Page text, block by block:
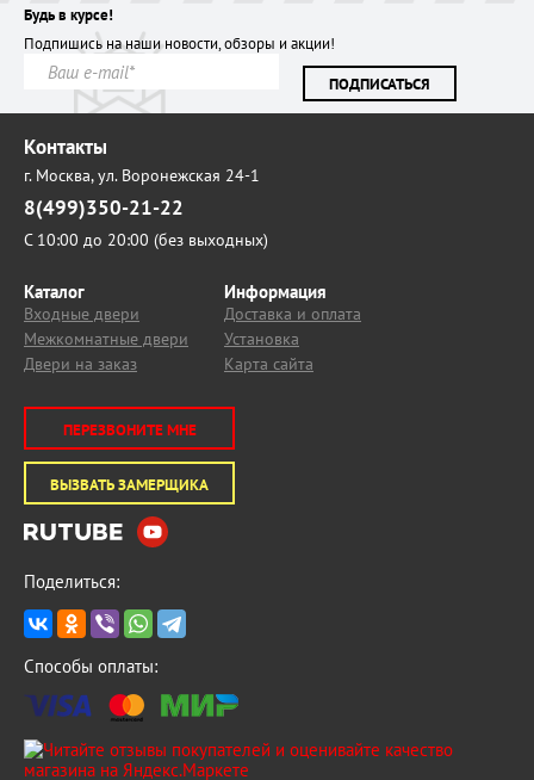
Будь в курсе!
Подпишись на наши новости, обзоры и акции!
ПОДПИСАТЬСЯ
Контакты
г. Москва,ул. Воронежская 24-1
8(499)350-21-22
С 10:00 до 20:00 (без выходных)
Каталог
Входные двери
Межкомнатные двери
Двери на заказ
Информация
Доставка и оплата
Установка
Карта сайта
ПЕРЕЗВОНИТЕ МНЕ
ВЫЗВАТЬ ЗАМЕРЩИКА
Поделиться:
Способы оплаты: